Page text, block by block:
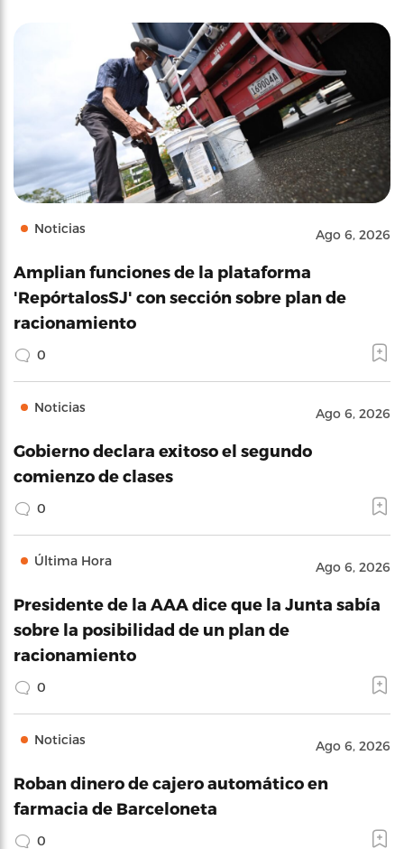
Noticias Ago 6, 2026
Amplian funciones de la plataforma
'RepórtalosSJ' con sección sobre plan de
racionamiento
0
Noticias Ago 6, 2026
Gobierno declara exitoso el segundo
comienzo de clases
0
Última Hora Ago 6, 2026
Presidente de la AAA dice que la Junta sabía
sobre la posibilidad de un plan de
racionamiento
0
Noticias Ago 6, 2026
Roban dinero de cajero automático en
farmacia de Barceloneta
0